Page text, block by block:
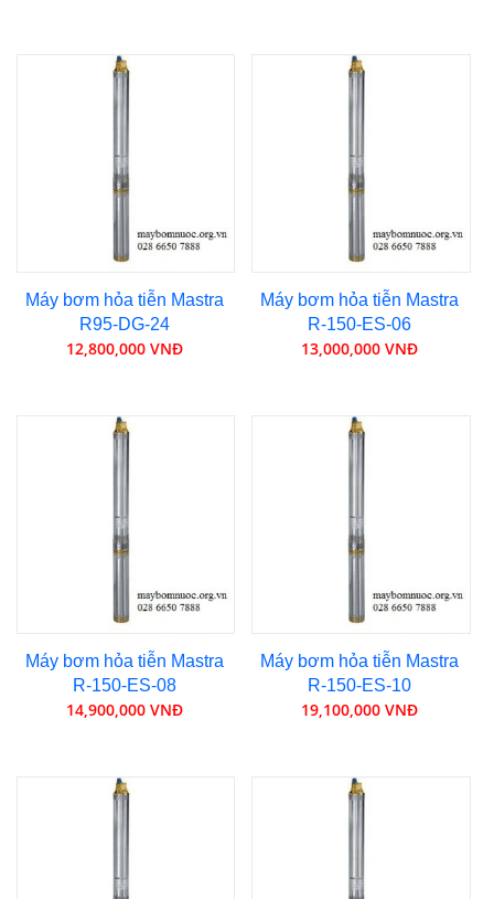
Máy bơm hỏa tiễn Mastra
R95-DG-24
12,800,000 VNĐ
Máy bơm hỏa tiễn Mastra
R-150-ES-06
13,000,000 VNĐ
Máy bơm hỏa tiễn Mastra
R-150-ES-08
14,900,000 VNĐ
Máy bơm hỏa tiễn Mastra
R-150-ES-10
19,100,000 VNĐ